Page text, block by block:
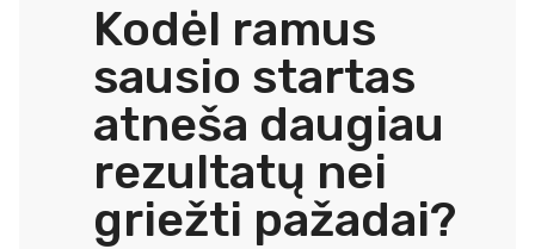
Kodėl ramus
sausio startas
atneša daugiau
rezultatų nei
griežti pažadai?